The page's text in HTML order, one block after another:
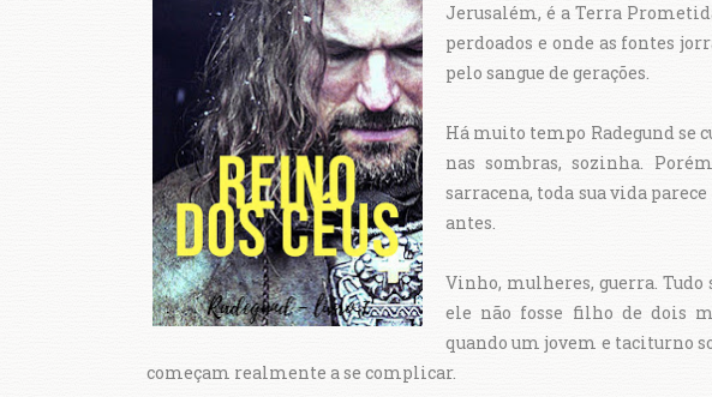
Jerusalém, é a Terra
perdoados e onde as fontes
pelo sangue de gerações.
Há muito tempo Radegund se
nas sombras, sozinha.
sarracena, toda sua vida
antes.
Vinho, mulheres, guerra.
ele não fosse filho de dois
quando um jovem e taciturno
começam realmente a se complicar.